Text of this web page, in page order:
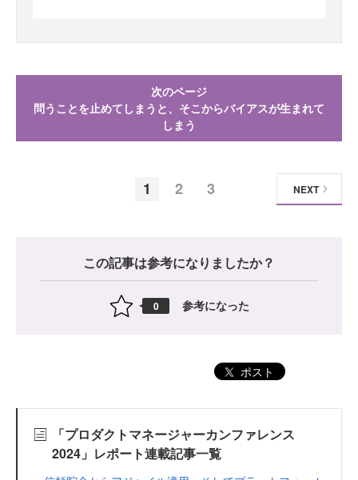
次のページ
問うことを止めてしまうと、そこからバイアスが生まれて
しまう
1 2 3 NEXT
この記事は参考になりましたか？
0 参考になった
ポスト
「プロダクトマネージャーカンファレンス
2024」レポート連載記事一覧